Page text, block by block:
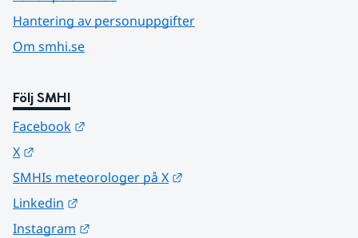
Hantering av personuppgifter
Om smhi.se
Följ SMHI
Facebook
X
SMHIs meteorologer på X
Linkedin
Instagram